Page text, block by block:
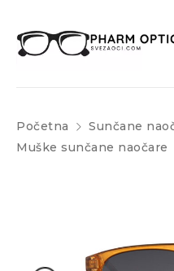
Početna
Sunčane
Muške sunčane naočare